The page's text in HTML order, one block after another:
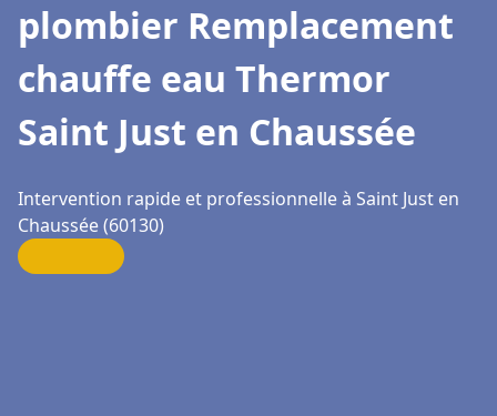
plombier Remplacement
chauffe eau Thermor
Saint Just en Chaussée
Intervention rapide et professionnelle à Saint Just en
Chaussée (60130)